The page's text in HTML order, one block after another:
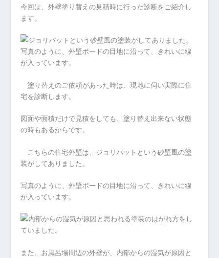
今回は、外壁塗り替えの見積時に行った診断をご紹介し
ます。
塗り替えのご依頼があった時は、現地に伺い実際に住
宅を診断します。
図面や面積だけで見積をしても、塗り替え出来ない状態
の時もあるからです。
こちらの住宅外壁は、ジョリパットという砂壁風の塗
装がしてありました。
写真のように、外壁ボードの目地に沿って、きれいに線
が入っています。
また、お風呂場周辺の外壁が、内部からの湿気が原因と